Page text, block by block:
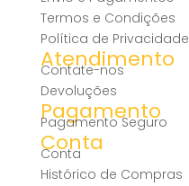
Termos e Condições
Política de Privacidade
Atendimento
Contate-nos
Devoluções
Pagamento
Pagamento Seguro
Conta
Conta
Histórico de Compras